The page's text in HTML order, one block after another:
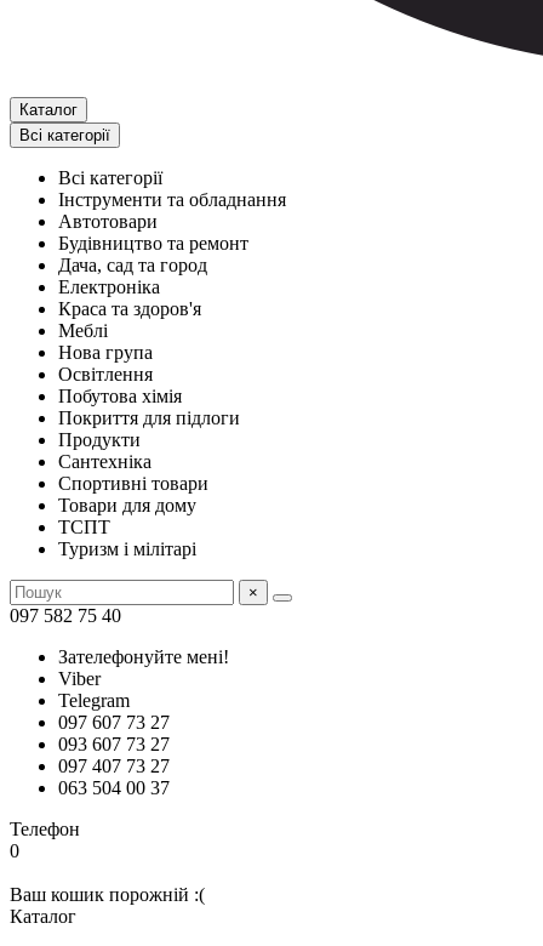
Каталог
Всі категорії
Всі категорії
Інструменти та обладнання
Автотовари
Будівництво та ремонт
Дача, сад та город
Електроніка
Краса та здоров'я
Меблі
Нова група
Освітлення
Побутова хімія
Покриття для підлоги
Продукти
Сантехніка
Спортивні товари
Товари для дому
ТСПТ
Туризм і мілітарі
×
097 582 75 40
Зателефонуйте мені!
Viber
Telegram
097 607 73 27
093 607 73 27
097 407 73 27
063 504 00 37
Телефон
0
Ваш кошик порожній :(
Каталог